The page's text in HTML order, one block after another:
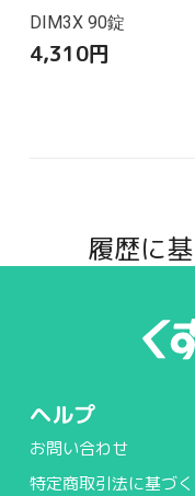
DIM3X 90錠
4,310円
履歴に
ヘルプ
お問い合わせ
特定商取引法に基づ